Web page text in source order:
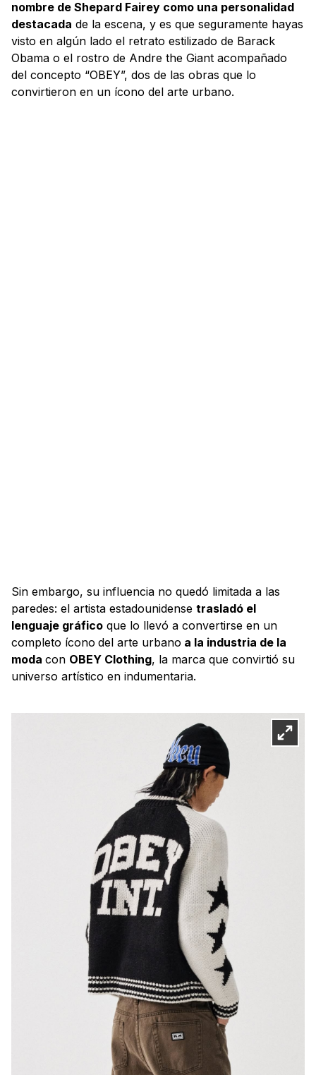
nombre de Shepard Fairey como una personalidad
destacada de la escena, y es que seguramente hayas
visto en algún lado el retrato estilizado de Barack
Obama o el rostro de Andre the Giant acompañado
del concepto “OBEY”, dos de las obras que lo
convirtieron en un ícono del arte urbano.
Sin embargo, su influencia no quedó limitada a las
paredes: el artista estadounidense trasladó el
lenguaje gráfico que lo llevó a convertirse en un
completo ícono del arte urbano a la industria de la
moda con OBEY Clothing, la marca que convirtió su
universo artístico en indumentaria.